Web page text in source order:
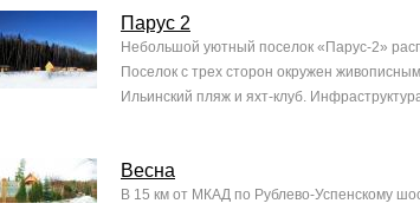
Парус 2
Небольшой уютный поселок «Парус-2»
Поселок с трех сторон окружен
Ильинский пляж и яхт-клуб.
Весна
В 15 км от МКАД по Рублево-Успенскому